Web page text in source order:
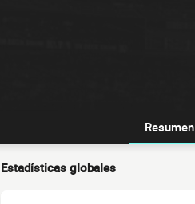
Resumen
Estadísticas globales